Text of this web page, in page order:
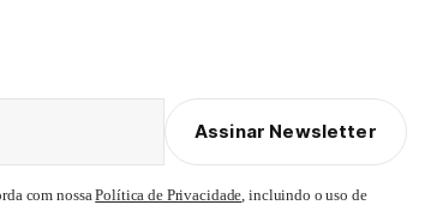
Assinar Newsletter
com nossaPolítica de Privacidade, incluindo o uso de